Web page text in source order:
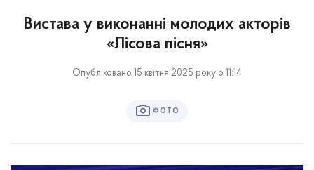
Вистава у виконанні молодих акторів
«Лісова пісня»
Опубліковано 15 квітня 2025 року о 11:14
ФОТО